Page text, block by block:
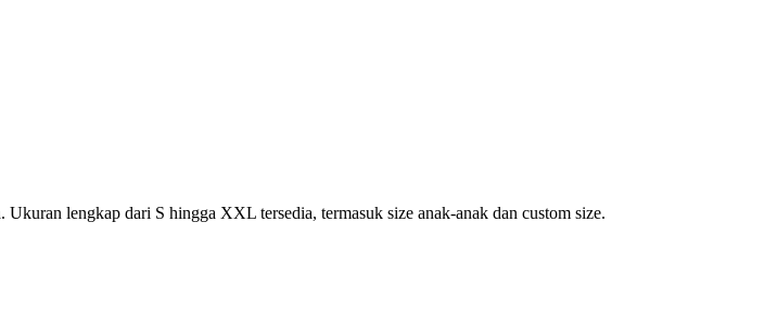
Ukuran lengkap dari S hingga XXL tersedia, termasuk size anak-anak dan custom size.